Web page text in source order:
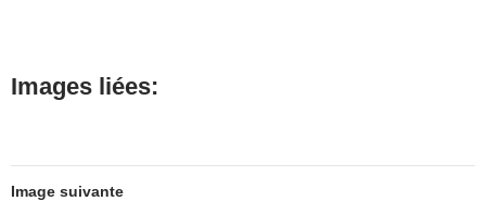
Images liées:
Image suivante